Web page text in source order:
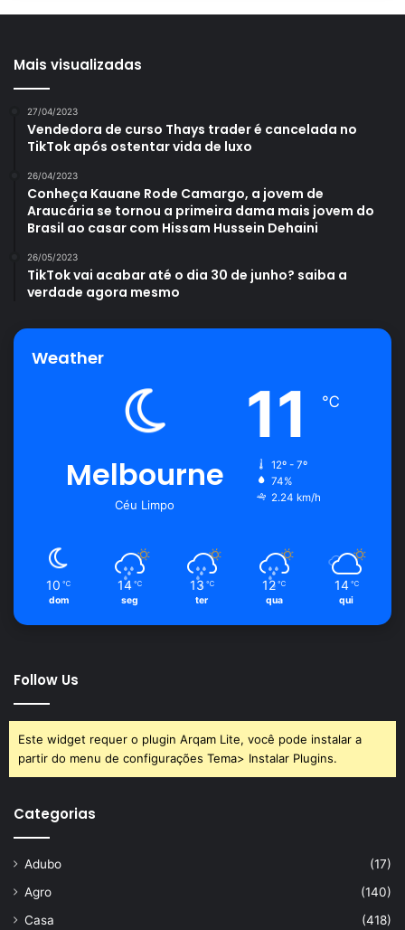
Avalie este post post
arruda
Mais visualizadas
27/04/2023
Vendedora de curso Thays trader é cancelada no
TikTok após ostentar vida de luxo
26/04/2023
Conheça Kauane Rode Camargo, a jovem de
Araucária se tornou a primeira dama mais jovem do
Brasil ao casar com Hissam Hussein Dehaini
26/05/2023
TikTok vai acabar até o dia 30 de junho? saiba a
verdade agora mesmo
Weather
Melbourne
Céu Limpo
11 ℃
12º - 7º
74%
2.24 km/h
10 ℃
dom
14 ℃
seg
13 ℃
ter
12 ℃
qua
14 ℃
qui
Follow Us
Este widget requer o plugin Arqam Lite, você pode instalar a
partir do menu de configurações Tema> Instalar Plugins.
Categorias
Adubo
(17)
Agro
(140)
Casa
(418)